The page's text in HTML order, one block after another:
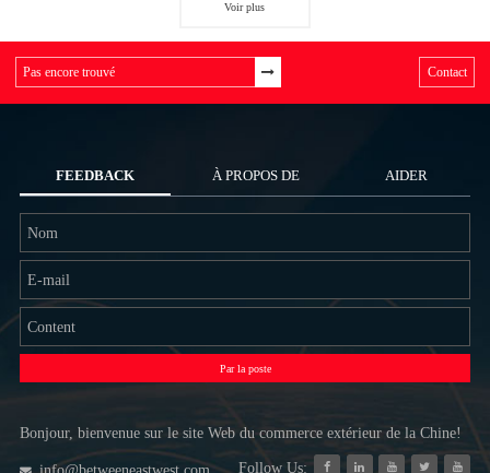
Voir plus
Contact
FEEDBACK À PROPOS DE
NOUS
AIDER
Par la poste
Bonjour, bienvenue sur le site Web du commerce extérieur de la Chine!
info@betweeneastwest.com Follow Us: